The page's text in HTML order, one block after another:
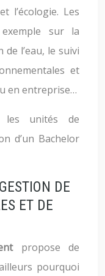
l’écologie. Les
sur la
l’eau, le suivi
et
en entreprise…
les unités de
d’un Bachelor
DE
ET DE
propose de
pourquoi